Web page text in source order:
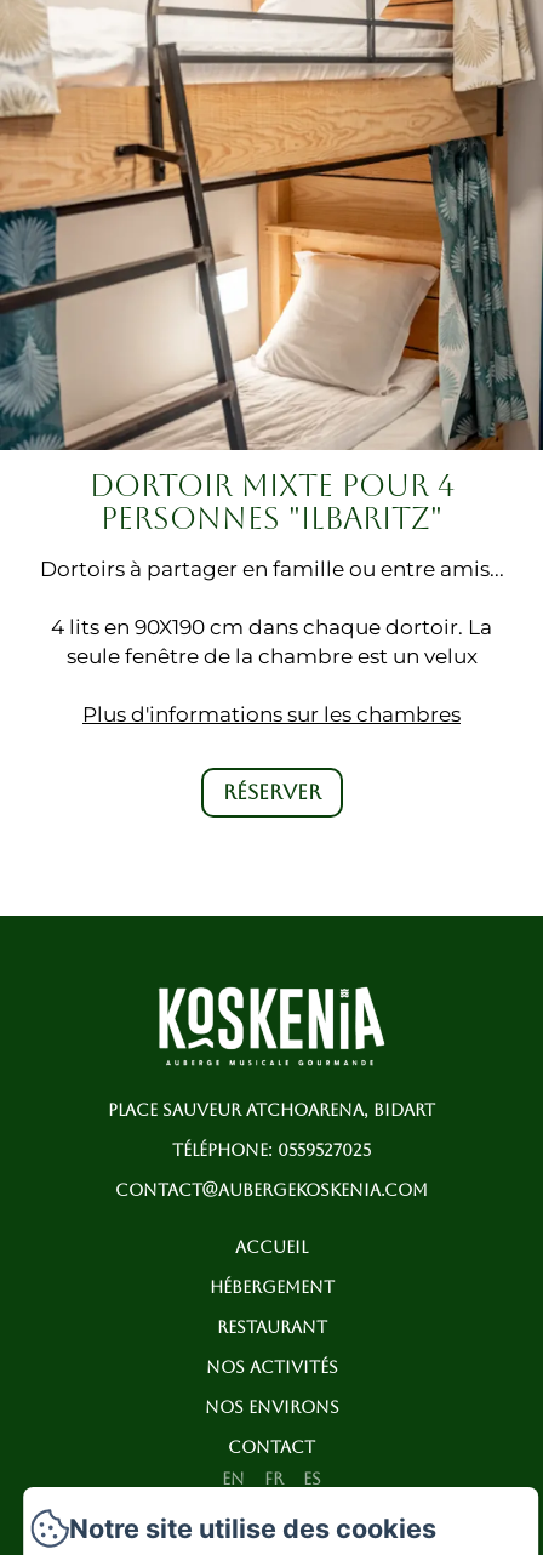
DORTOIR MIXTE POUR 4
PERSONNES "ILBARITZ"
Dortoirs à partager en famille ou entre amis...
4 lits en 90X190 cm dans chaque dortoir. La
seule fenêtre de la chambre est un velux
Plus d'informations sur les chambres
RÉSERVER
PLACE SAUVEUR ATCHOARENA, BIDART
TÉLÉPHONE: 0559527025
CONTACT@AUBERGEKOSKENIA.COM
ACCUEIL
HÉBERGEMENT
RESTAURANT
NOS ACTIVITÉS
NOS ENVIRONS
CONTACT
EN
FR ES
Notre site utilise des cookies